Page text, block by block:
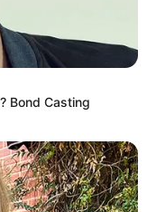
Bond Casting